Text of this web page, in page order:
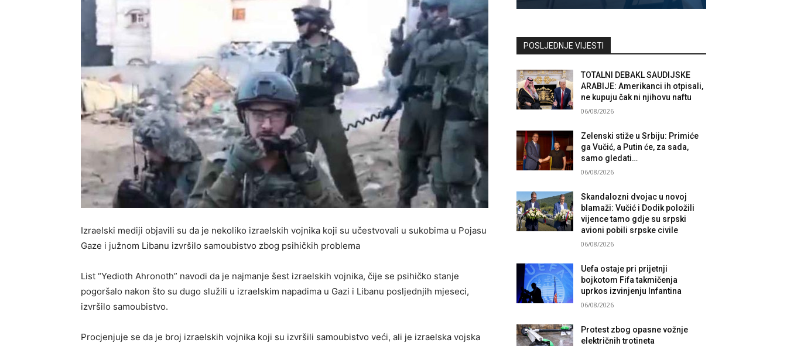
Izraelski mediji objavili su da je nekoliko izraelskih vojnika koji su učestvovali u sukobima u Pojasu
Gaze i južnom Libanu izvršilo samoubistvo zbog psihičkih problema
List “Yedioth Ahronoth” navodi da je najmanje šest izraelskih vojnika, čije se psihičko stanje
pogoršalo nakon što su dugo služili u izraelskim napadima u Gazi i Libanu posljednjih mjeseci,
izvršilo samoubistvo.
Procjenjuje se da je broj izraelskih vojnika koji su izvršili samoubistvo veći, ali je izraelska vojska
POSLJEDNJE VIJESTI
TOTALNI DEBAKL SAUDIJSKE
ARABIJE: Amerikanci ih otpisali,
ne kupuju čak ni njihovu naftu
06/08/2026
Zelenski stiže u Srbiju: Primiće
ga Vučić, a Putin će, za sada,
samo gledati…
06/08/2026
Skandalozni dvojac u novoj
blamaži: Vučić i Dodik položili
vijence tamo gdje su srpski
avioni pobili srpske civile
06/08/2026
Uefa ostaje pri prijetnji
bojkotom Fifa takmičenja
uprkos izvinjenju Infantina
06/08/2026
Protest zbog opasne vožnje
električnih trotineta